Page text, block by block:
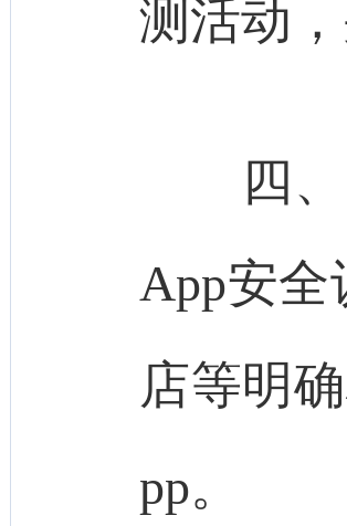
测活动
四、
App安
店等明
pp。